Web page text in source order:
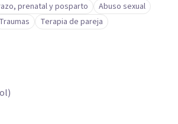
prenatal y posparto
Abuso sexual
Traumas Terapia de pareja